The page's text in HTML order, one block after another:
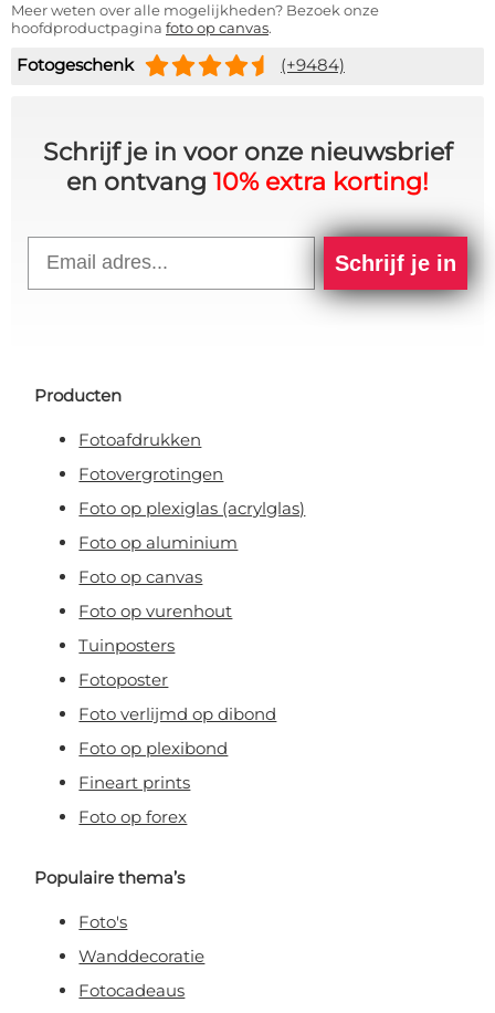
Meer weten over alle mogelijkheden? Bezoek onze
hoofdproductpagina foto op canvas.
Fotogeschenk (+9484)
Schrijf je in voor onze nieuwsbrief
en ontvang 10% extra korting!
Schrijf je in
Producten
Fotoafdrukken
Fotovergrotingen
Foto op plexiglas (acrylglas)
Foto op aluminium
Foto op canvas
Foto op vurenhout
Tuinposters
Fotoposter
Foto verlijmd op dibond
Foto op plexibond
Fineart prints
Foto op forex
Populaire thema’s
Foto's
Wanddecoratie
Fotocadeaus